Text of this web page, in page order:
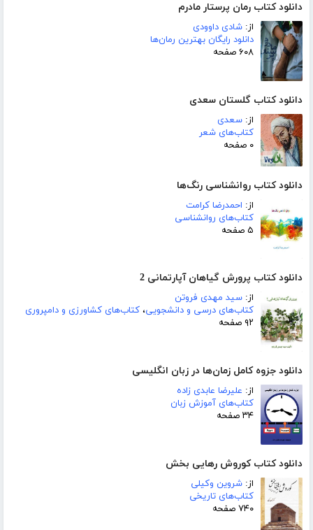
دانلود کتاب رمان پرستار مادرم
از: شادی داوودی
دانلود رایگان بهترین رمان‌ها
۶۰۸ صفحه
دانلود کتاب گلستان سعدی
از: سعدی
کتاب‌های شعر
۰ صفحه
دانلود کتاب روانشناسی رنگ‌ها
از: احمدرضا کرامت
کتاب‌های روانشناسی
۵ صفحه
دانلود کتاب پرورش گیاهان آپارتمانی 2
از: سید مهدی فروتن
کتاب‌های درسی و دانشجویی، کتاب‌های کشاورزی و دامپروری
۹۲ صفحه
دانلود جزوه کامل زمان‌ها در زبان انگلیسی
از: علیرضا عابدی زاده
کتاب‌های آموزش زبان
۳۴ صفحه
دانلود کتاب کوروش رهایی بخش
از: شروین وکیلی
کتاب‌های تاریخی
۷۴۰ صفحه